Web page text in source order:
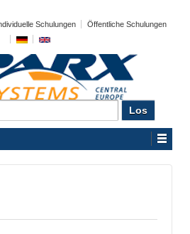
Schulungen Öffentliche Schulungen